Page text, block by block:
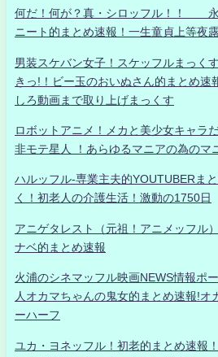
何だ！何が？真・シロッフル！！
ニート的まとめ速報！一生童貞上等夜露
男装スケバン女子！スケッフルまっく
きっ!！ビー玉のおいぬさん的まとめ
しろ動画まで取り上げまっくす
ロボットアニメ！メカと美少女キャラ
非モテ星人 ！あらゆるマニアの為のマ
ハルッフル-専業主夫的YOUTUBERま
く！初老人の介護生活！激動の1750日
アニゲタレスト（元祖！アニメッフル
ナベ的まとめ速報
火浦のシネマッフル映画NEWS情報ポ
人オカマちゃんの鬼女的まとめ速報!オ
ーハーフ
ユカ・ヨネッフル！初老的まとめ速報